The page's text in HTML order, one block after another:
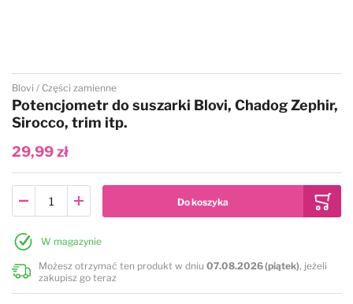
Przejdź na początek galerii
Blovi Części zamienne
Potencjometr do suszarki Blovi, Chadog Zephir,
Sirocco, trim itp.
29,99 zł
W magazynie
Możesz otrzymać ten produkt w dniu 07.08.2026 (piątek), jeżeli
zakupisz go teraz